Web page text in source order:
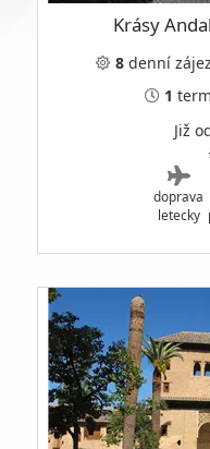
Krásy
8 denní
1
Již
doprava
letecky